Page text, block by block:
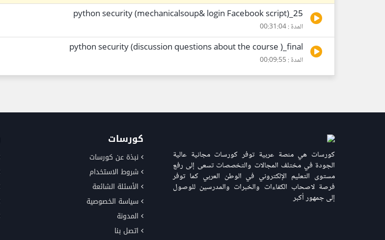
25_python security (mechanicalsoup& login Facebook script)
المدة : 00:31:04
python security (discussion questions about the course )_final
المدة : 00:09:55
كورسات هي منصة عربية توفر كورسات مجانية عالية
الجودة في مختلف المجالات والتخصصات تسعى إلى رفع
مستوى التعليم الإلكتروني في الوطن العربي كما توفر
فرصة لاصحاب الكفاءات والخبرات والمدرسين للوصول
إلى جمهور أكبر
كورسات
نبذة عن كورسات
شروط الاستخدام
الأسئلة الشائعة
سياسة الخصوصية
المدونة
اتصل بنا